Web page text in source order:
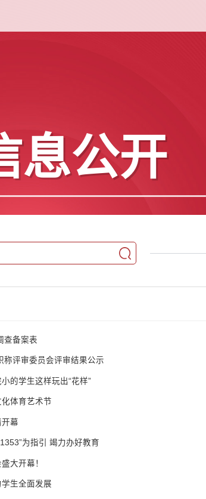
息公开
查备案表
评审委员会评审结果公示
的学生这样玩出“花样”
体育艺术节
幕
为指引 竭力办好教育
大开幕！
生全面发展